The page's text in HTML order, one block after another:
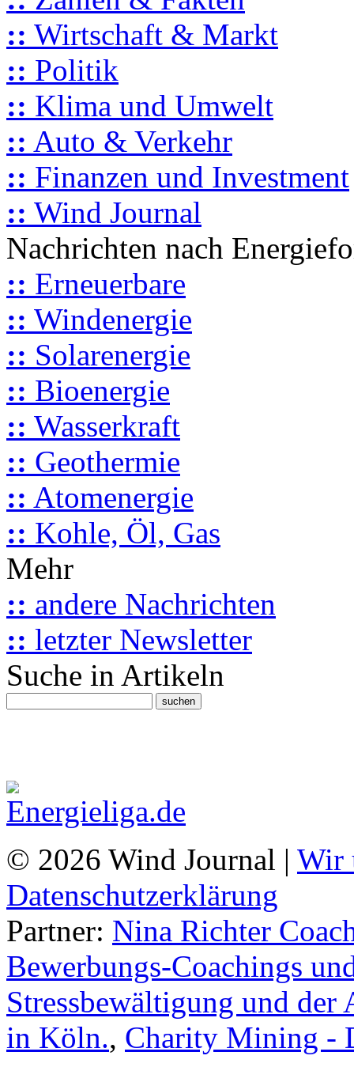
:: Wirtschaft & Markt
:: Politik
:: Klima und Umwelt
:: Auto & Verkehr
:: Finanzen und Investment
:: Wind Journal
Nachrichten nach
:: Erneuerbare
:: Windenergie
:: Solarenergie
:: Bioenergie
:: Wasserkraft
:: Geothermie
:: Atomenergie
:: Kohle, Öl, Gas
Mehr
:: andere Nachrichten
:: letzter Newsletter
Suche in Artikeln
© 2026 Wind Journal | Wir
Datenschutzerklärung
Partner: Nina Richter
Bewerbungs-Coachings
Stressbewältigung und
in Köln., Charity Mining -